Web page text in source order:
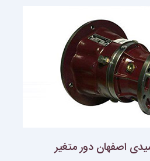
اصفهان دور متغير